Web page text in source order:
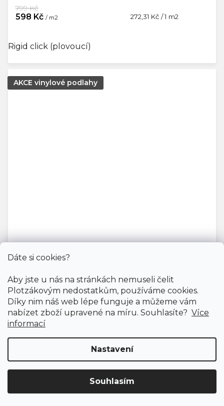
Dáte si cookies?
Aby jste u nás na stránkách nemuseli čelit
Plotzákovým nedostatkům, používáme cookies.
Díky nim náš web lépe funguje a můžeme vám
nabízet zboží upravené na míru. Souhlasíte? Více
informací
Nastavení
Souhlasím
598 Kč / m2
799 Kč
Měrná
272,31 Kč / 1 m2
Rigid click (plovoucí)
AKCE vinylové podlahy
Vinylové dílce RIGID PLUS SPC CLICK / HIF 21102
Doprodej
Skladem externě, odesíláme do 2-3 dnů
799 Kč
Měrná
272,31 Kč / 1 m2
Rigid click (plovoucí)